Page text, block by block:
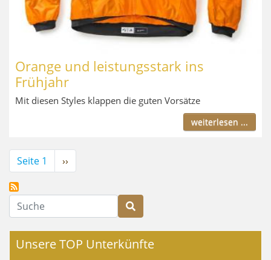
Orange und leistungsstark ins
Frühjahr
Mit diesen Styles klappen die guten Vorsätze
weiterlesen ...
Seitennummerierung
Seite 1
Nächste
Seite
››
Suche
Unsere TOP Unterkünfte